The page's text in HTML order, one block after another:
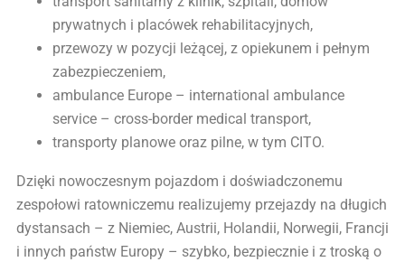
prywatnych i placówek rehabilitacyjnych,
przewozy w pozycji leżącej, z opiekunem i pełnym
zabezpieczeniem,
ambulance Europe – international ambulance
service – cross-border medical transport,
transporty planowe oraz pilne, w tym CITO.
Dzięki nowoczesnym pojazdom i doświadczonemu
zespołowi ratowniczemu realizujemy przejazdy na długich
dystansach – z Niemiec, Austrii, Holandii, Norwegii, Francji
i innych państw Europy – szybko, bezpiecznie i z troską o